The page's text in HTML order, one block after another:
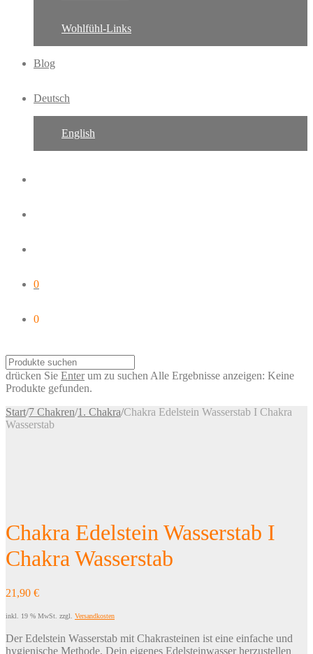
Wohlfühl-Links
Blog
Deutsch
English
0
0
drücken Sie Enterum zu suchen Alle Ergebnisse anzeigen: Keine
Produkte gefunden.
Start/7 Chakren/1. Chakra/Chakra Edelstein Wasserstab I Chakra
Wasserstab
Chakra Edelstein Wasserstab I
Chakra Wasserstab
21,90 €
inkl. 19 % MwSt. zzgl. Versandkosten
Der Edelstein Wasserstab mit Chakrasteinen ist eine einfache und
hygienische Methode, Dein eigenes Edelsteinwasser herzustellen